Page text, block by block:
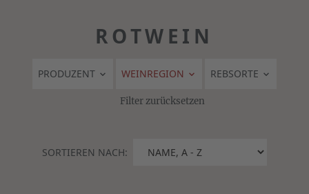
ROTWEIN
PRODUZENT WEINREGION REBSORTE
Filter zurücksetzen
SORTIEREN NACH: